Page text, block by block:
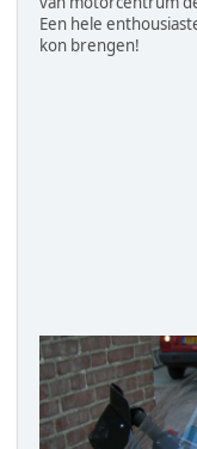
Een hele
kon brengen!